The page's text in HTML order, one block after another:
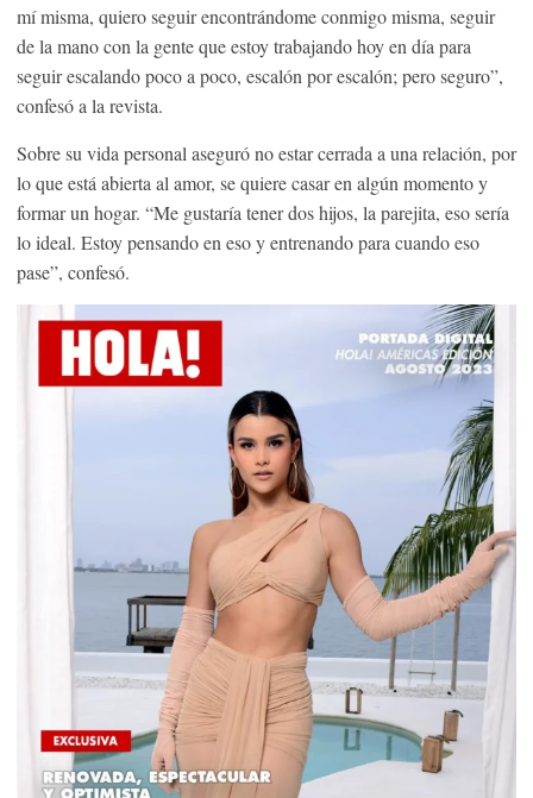
mí misma, quiero seguir encontrándome conmigo misma, seguir
de la mano con la gente que estoy trabajando hoy en día para
seguir escalando poco a poco, escalón por escalón; pero seguro”,
confesó a la revista.
Sobre su vida personal aseguró no estar cerrada a una relación, por
lo que está abierta al amor, se quiere casar en algún momento y
formar un hogar. “Me gustaría tener dos hijos, la parejita, eso sería
lo ideal. Estoy pensando en eso y entrenando para cuando eso
pase”, confesó.